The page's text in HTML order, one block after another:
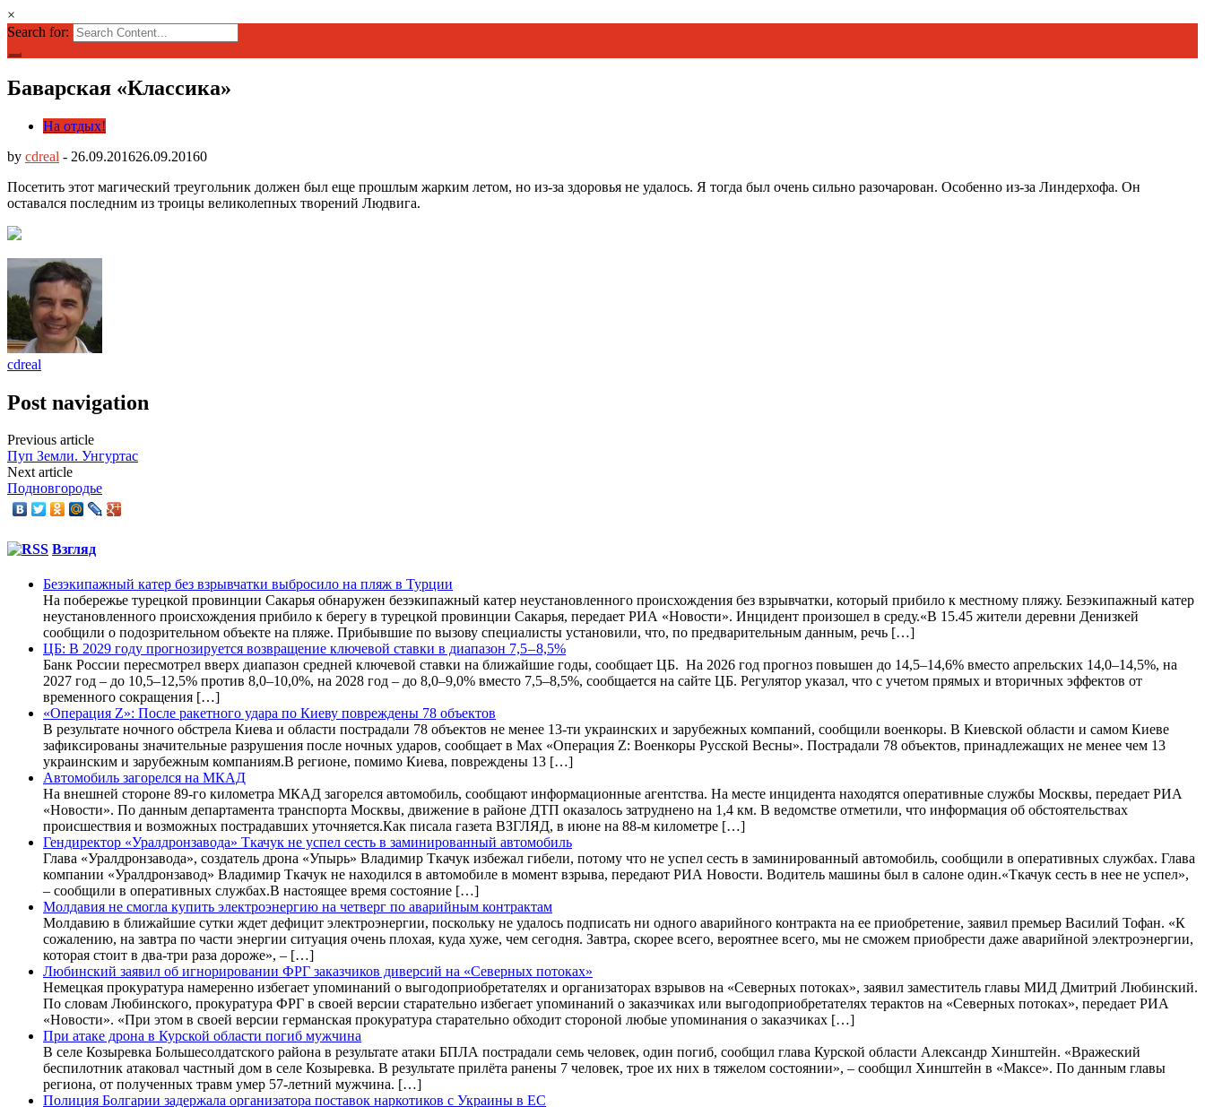
×
Search for:
Баварская «Классика»
На отдых!
by cdreal - 26.09.201626.09.20160
Посетить этот магический треугольник должен был еще прошлым жарким летом, но из-за здоровья не удалось. Я тогда был очень сильно разочарован. Особенно из-за Линдерхофа. Он
оставался последним из троицы великолепных творений Людвига.
cdreal
Post navigation
Previous article
Пуп Земли. Унгуртас
Next article
Подновгородье
Взгляд
Безэкипажный катер без взрывчатки выбросило на пляж в Турции
На побережье турецкой провинции Сакарья обнаружен безэкипажный катер неустановленного происхождения без взрывчатки, который прибило к местному пляжу. Безэкипажный катер
неустановленного происхождения прибило к берегу в турецкой провинции Сакарья, передает РИА «Новости». Инцидент произошел в среду.«В 15.45 жители деревни Денизкей
сообщили о подозрительном объекте на пляже. Прибывшие по вызову специалисты установили, что, по предварительным данным, речь […]
ЦБ: В 2029 году прогнозируется возвращение ключевой ставки в диапазон 7,5 – 8,5%
Банк России пересмотрел вверх диапазон средней ключевой ставки на ближайшие годы, сообщает ЦБ. На 2026 год прогноз повышен до 14,5–14,6% вместо апрельских 14,0–14,5%, на
2027 год – до 10,5–12,5% против 8,0–10,0%, на 2028 год – до 8,0–9,0% вместо 7,5–8,5%, сообщается на сайте ЦБ. Регулятор указал, что с учетом прямых и вторичных эффектов от
временного сокращения […]
«Операция Z»: После ракетного удара по Киеву повреждены 78 объектов
В результате ночного обстрела Киева и области пострадали 78 объектов не менее 13-ти украинских и зарубежных компаний, сообщили военкоры. В Киевской области и самом Киеве
зафиксированы значительные разрушения после ночных ударов, сообщает в Max «Операция Z: Военкоры Русской Весны». Пострадали 78 объектов, принадлежащих не менее чем 13
украинским и зарубежным компаниям.В регионе, помимо Киева, повреждены 13 […]
Автомобиль загорелся на МКАД
На внешней стороне 89-го километра МКАД загорелся автомобиль, сообщают информационные агентства. На месте инцидента находятся оперативные службы Москвы, передает РИА
«Новости». По данным департамента транспорта Москвы, движение в районе ДТП оказалось затруднено на 1,4 км. В ведомстве отметили, что информация об обстоятельствах
происшествия и возможных пострадавших уточняется.Как писала газета ВЗГЛЯД, в июне на 88-м километре […]
Гендиректор «Уралдронзавода» Ткачук не успел сесть в заминированный автомобиль
Глава «Уралдронзавода», создатель дрона «Упырь» Владимир Ткачук избежал гибели, потому что не успел сесть в заминированный автомобиль, сообщили в оперативных службах. Глава
компании «Уралдронзавод» Владимир Ткачук не находился в автомобиле в момент взрыва, передают РИА Новости. Водитель машины был в салоне один.«Ткачук сесть в нее не успел»,
– сообщили в оперативных службах.В настоящее время состояние […]
Молдавия не смогла купить электроэнергию на четверг по аварийным контрактам
Молдавию в ближайшие сутки ждет дефицит электроэнергии, поскольку не удалось подписать ни одного аварийного контракта на ее приобретение, заявил премьер Василий Тофан. «К
сожалению, на завтра по части энергии ситуация очень плохая, куда хуже, чем сегодня. Завтра, скорее всего, вероятнее всего, мы не сможем приобрести даже аварийной электроэнергии,
которая стоит в два-три раза дороже», – […]
Любинский заявил об игнорировании ФРГ заказчиков диверсий на «Северных потоках»
Немецкая прокуратура намеренно избегает упоминаний о выгодоприобретателях и организаторах взрывов на «Северных потоках», заявил заместитель главы МИД Дмитрий Любинский.
По словам Любинского, прокуратура ФРГ в своей версии старательно избегает упоминаний о заказчиках или выгодоприобретателях терактов на «Северных потоках», передает РИА
«Новости». «При этом в своей версии германская прокуратура старательно обходит стороной любые упоминания о заказчиках […]
При атаке дрона в Курской области погиб мужчина
В селе Козыревка Большесолдатского района в результате атаки БПЛА пострадали семь человек, один погиб, сообщил глава Курской области Александр Хинштейн. «Вражеский
беспилотник атаковал частный дом в селе Козыревка. В результате прилёта ранены 7 человек, трое их них в тяжелом состоянии», – сообщил Хинштейн в «Максе». По данным главы
региона, от полученных травм умер 57-летний мужчина. […]
Полиция Болгарии задержала организатора поставок наркотиков с Украины в ЕС